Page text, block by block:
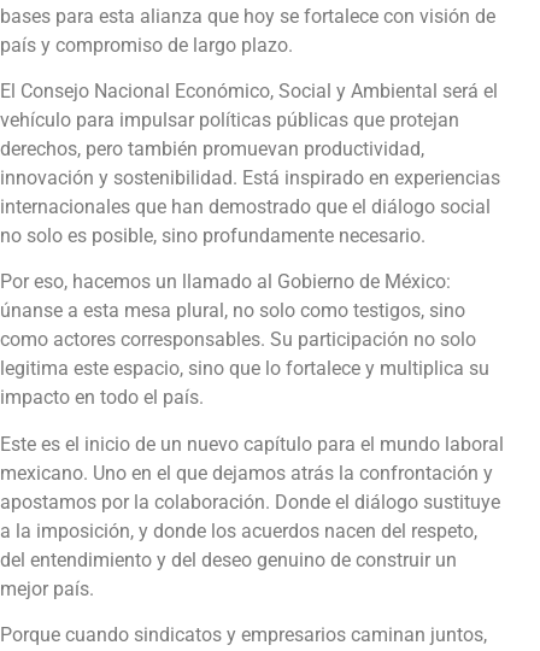
bases para esta alianza que hoy se fortalece con visión de
país y compromiso de largo plazo.
El Consejo Nacional Económico, Social y Ambiental será el
vehículo para impulsar políticas públicas que protejan
derechos, pero también promuevan productividad,
innovación y sostenibilidad. Está inspirado en experiencias
internacionales que han demostrado que el diálogo social
no solo es posible, sino profundamente necesario.
Por eso, hacemos un llamado al Gobierno de México:
únanse a esta mesa plural, no solo como testigos, sino
como actores corresponsables. Su participación no solo
legitima este espacio, sino que lo fortalece y multiplica su
impacto en todo el país.
Este es el inicio de un nuevo capítulo para el mundo laboral
mexicano. Uno en el que dejamos atrás la confrontación y
apostamos por la colaboración. Donde el diálogo sustituye
a la imposición, y donde los acuerdos nacen del respeto,
del entendimiento y del deseo genuino de construir un
mejor país.
Porque cuando sindicatos y empresarios caminan juntos,